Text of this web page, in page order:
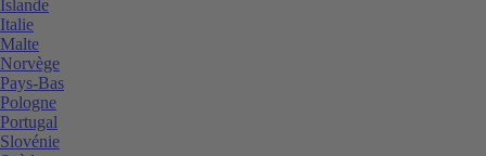
Islande
Italie
Malte
Norvège
Pays-Bas
Pologne
Portugal
Slovénie